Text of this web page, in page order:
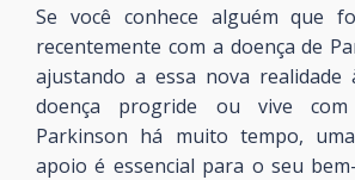
Se você conhece alguém que
recentemente com a doença de
ajustando a essa nova realidade
doença progride ou vive
Parkinson há muito tempo,
apoio é essencial para o seu